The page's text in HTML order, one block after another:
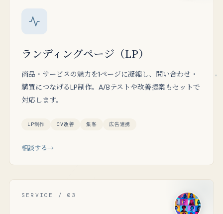
ランディングページ（LP）
商品・サービスの魅力を1ページに凝縮し、問い合わせ・
購買につなげるLP制作。A/Bテストや改善提案もセットで
対応します。
LP制作 CV改善 集客 広告連携
相談する
SERVICE / 03